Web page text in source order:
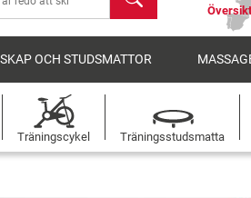
OCH STUDSMATTOR
Träningscykel Träningsstudsmatta